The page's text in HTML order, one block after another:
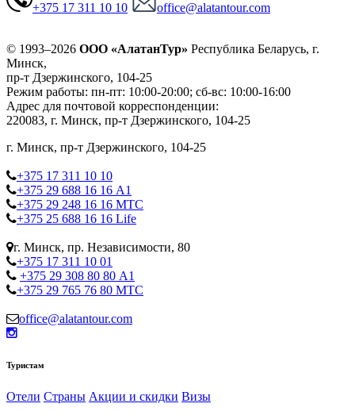
+375 17 311 10 10 office@alatantour.com
© 1993–2026 ООО «АлатанТур» Республика Беларусь, г.
Минск,
пр-т Дзержинского, 104-25
Режим работы: пн-пт: 10:00-20:00; сб-вс: 10:00-16:00
Адрес для почтовой корреспонденции:
220083, г. Минск, пр-т Дзержинского, 104-25
г. Минск, пр-т Дзержинского, 104-25
+375 17 311 10 10
+375 29 688 16 16 А1
+375 29 248 16 16 МТС
+375 25 688 16 16 Life
г. Минск, пр. Независимости, 80
+375 17 311 10 01
+375 29 308 80 80 А1
+375 29 765 76 80 МТС
office@alatantour.com
Туристам
Отели Страны Акции и скидки Визы